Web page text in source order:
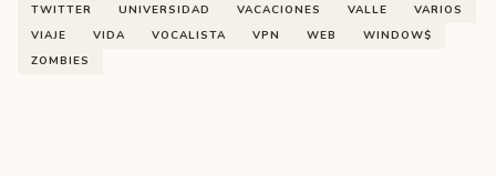
TWITTER
UNIVERSIDAD VACACIONES VALLE
VARIOS
VIAJE
VIDA VOCALISTA VPN WEB
WINDOW$
ZOMBIES